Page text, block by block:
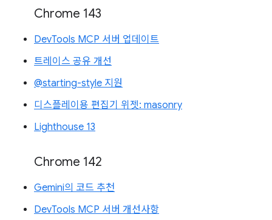
Chrome 143
DevTools MCP 서버 업데이트
트레이스 공유 개선
@starting-style 지원
디스플레이용 편집기 위젯: masonry
Lighthouse 13
Chrome 142
Gemini의 코드 추천
DevTools MCP 서버 개선사항